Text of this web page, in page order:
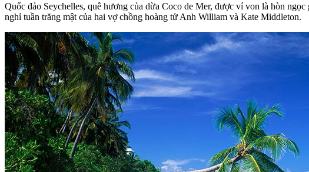
Quốc đảo Seychelles, quê hương của dừa Coco de Mer, được ví von là hòn
nghỉ tuần trăng mật của hai vợ chồng hoàng tử Anh William và Kate Middleton.